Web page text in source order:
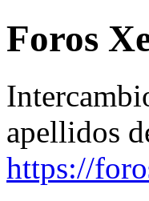
Foros
apellidos
https://